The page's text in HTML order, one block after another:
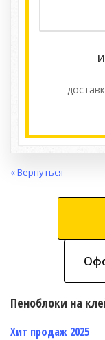
« Вернуться
Пеноблоки на
Хит продаж 2025